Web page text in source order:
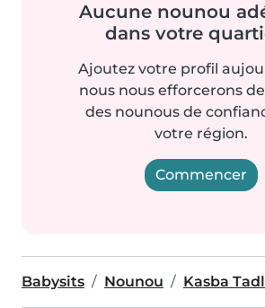
Aucune nounou
dans votre
Ajoutez votre profil
nous nous efforcerons
des nounous de
votre région.
Commencer
Babysits Nounou Kasba